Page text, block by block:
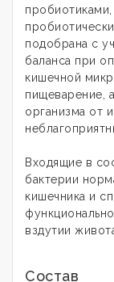
подобрана с
баланса при
кишечной
пищеварение,
организма от
Входящие в
бактерии
кишечника и
вздутии
Состав